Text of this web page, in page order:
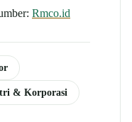
Rmco.id
& Korporasi